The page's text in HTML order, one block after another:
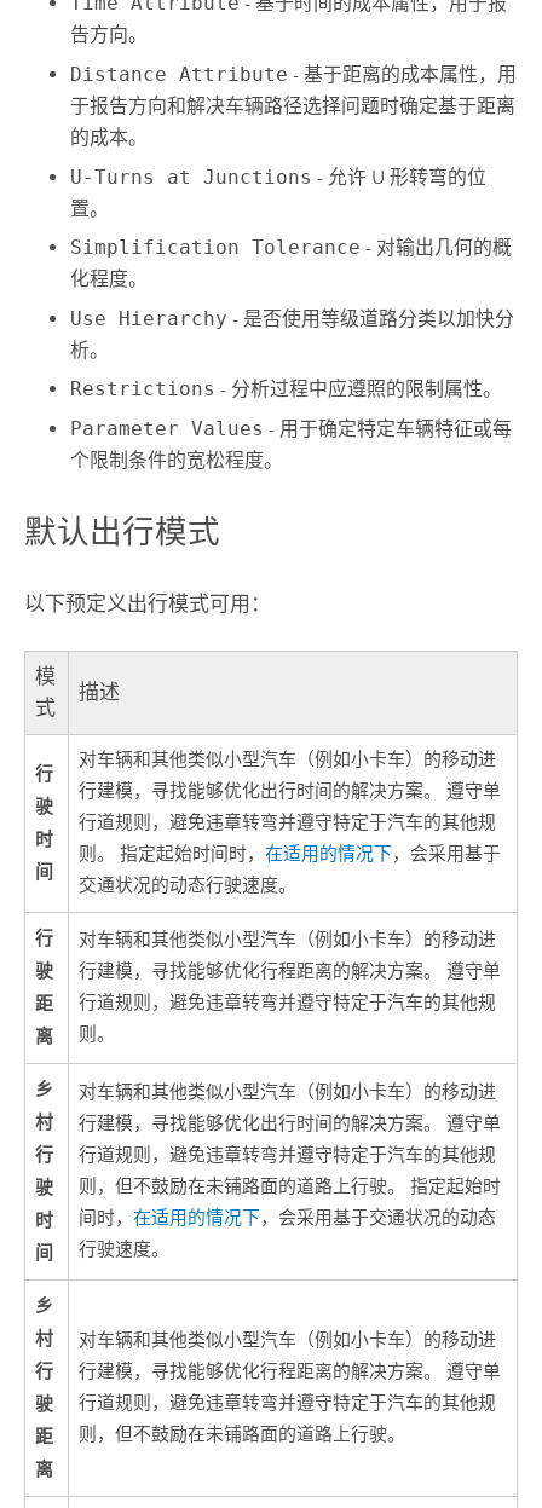
告方向。
Distance Attribute - 基于距离的成本属性，用
于报告方向和解决车辆路径选择问题时确定基于距离
的成本。
U-Turns at Junctions - 允许 U 形转弯的位
置。
Simplification Tolerance - 对输出几何的概
化程度。
Use Hierarchy - 是否使用等级道路分类以加快分
析。
Restrictions - 分析过程中应遵照的限制属性。
Parameter Values - 用于确定特定车辆特征或每
个限制条件的宽松程度。
默认出行模式
以下预定义出行模式可用：
模
式
描述
行
驶
时
间
对车辆和其他类似小型汽车（例如小卡车）的移动进
行建模，寻找能够优化出行时间的解决方案。 遵守单
行道规则，避免违章转弯并遵守特定于汽车的其他规
则。 指定起始时间时，在适用的情况下，会采用基于
交通状况的动态行驶速度。
行
驶
距
离
对车辆和其他类似小型汽车（例如小卡车）的移动进
行建模，寻找能够优化行程距离的解决方案。 遵守单
行道规则，避免违章转弯并遵守特定于汽车的其他规
则。
乡
村
行
驶
时
间
对车辆和其他类似小型汽车（例如小卡车）的移动进
行建模，寻找能够优化出行时间的解决方案。 遵守单
行道规则，避免违章转弯并遵守特定于汽车的其他规
则，但不鼓励在未铺路面的道路上行驶。 指定起始时
间时，在适用的情况下，会采用基于交通状况的动态
行驶速度。
乡
村
行
驶
距
离
对车辆和其他类似小型汽车（例如小卡车）的移动进
行建模，寻找能够优化行程距离的解决方案。 遵守单
行道规则，避免违章转弯并遵守特定于汽车的其他规
则，但不鼓励在未铺路面的道路上行驶。